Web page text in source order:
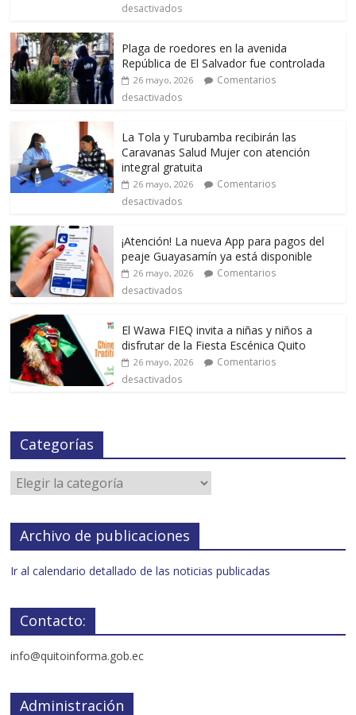
desactivados
Plaga de roedores en la avenida
República de El Salvador fue controlada
26 mayo, 2026
Comentarios
desactivados
La Tola y Turubamba recibirán las
Caravanas Salud Mujer con atención
integral gratuita
26 mayo, 2026
Comentarios
desactivados
¡Atención! La nueva App para pagos del
peaje Guayasamín ya está disponible
26 mayo, 2026
Comentarios
desactivados
El Wawa FIEQ invita a niñas y niños a
disfrutar de la Fiesta Escénica Quito
26 mayo, 2026
Comentarios
desactivados
Categorías
Archivo de publicaciones
Ir al calendario detallado de las noticias publicadas
Contacto:
info@quitoinforma.gob.ec
Administración